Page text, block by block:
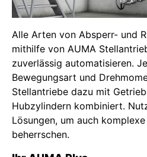
Alle Arten von Absperr- und
mithilfe von AUMA
zuverlässig automatisieren.
Bewegungsart und
Stellantriebe dazu mit
Hubzylindern kombiniert.
Lösungen, um auch
beherrschen.